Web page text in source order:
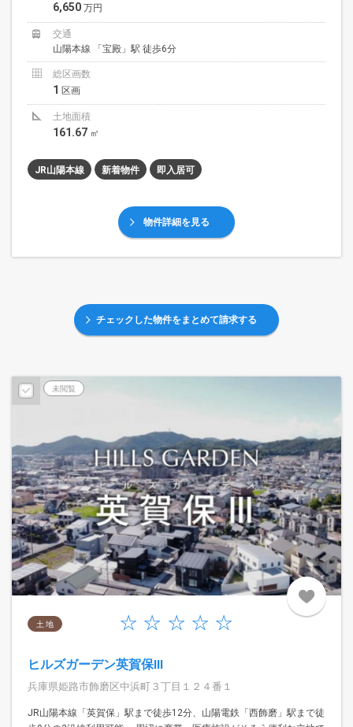
6,650 万円
交通
山陽本線 「宝殿」駅 徒歩6分
総区画数
1 区画
土地面積
161.67 ㎡
JR山陽本線 新着物件 即入居可
物件詳細を見る
チェックした物件をまとめて請求する
未閲覧
土 地
ヒルズガーデン英賀保III
兵庫県姫路市飾磨区中浜町３丁目１２４番１
JR山陽本線「英賀保」駅まで徒歩12分、山陽電鉄「西飾磨」駅まで徒